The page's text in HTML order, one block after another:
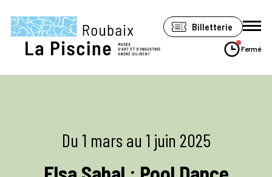
Soutenir
Billetterie
Fermé
Du 1 mars au 1 juin 2025